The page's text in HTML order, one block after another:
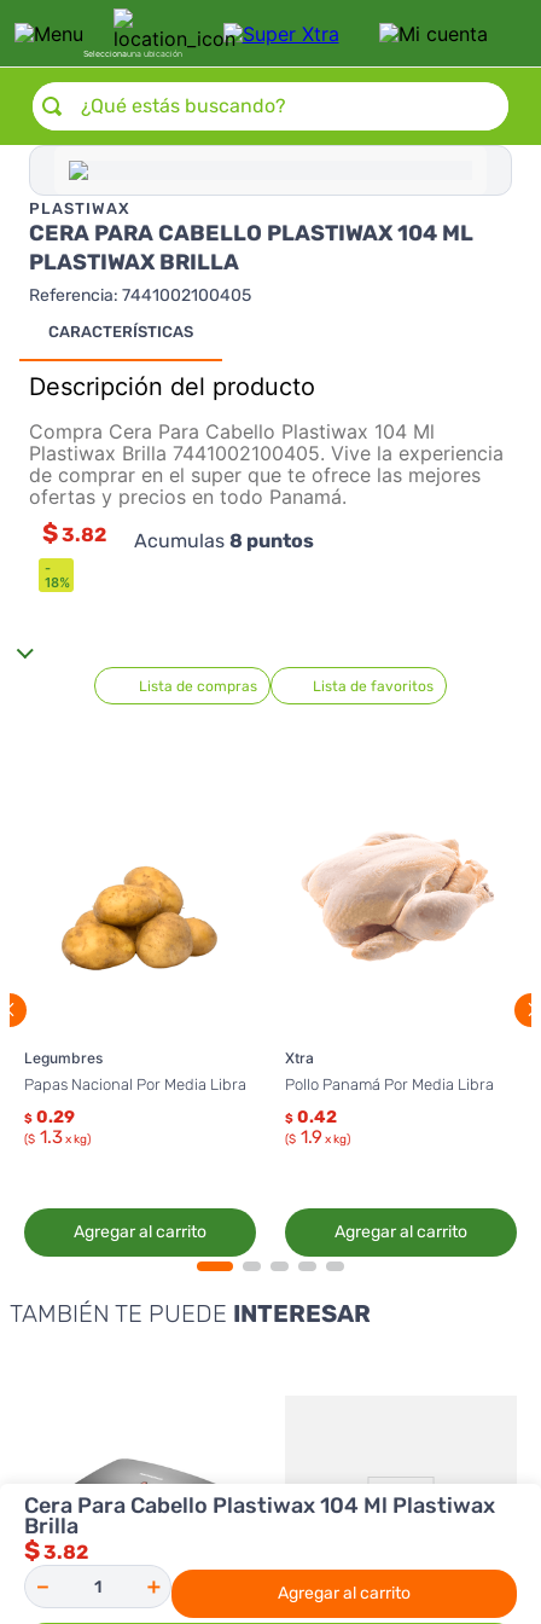
Seleccionauna ubicación
¿Qué estás buscando?
PLASTIWAX
CERA PARA CABELLO PLASTIWAX 104 ML
PLASTIWAX BRILLA
Referencia: 7441002100405
CARACTERÍSTICAS
Descripción del producto
Compra Cera Para Cabello Plastiwax 104 Ml
Plastiwax Brilla 7441002100405. Vive la experiencia
de comprar en el super que te ofrece las mejores
ofertas y precios en todo Panamá.
-
18%
$3.82 Acumulas 8 puntos
Lista de compras Lista de favoritos
Legumbres
Papas Nacional Por Media Libra
$ 0.29
($ 1.3x kg)
Agregar al carrito
Xtra
Pollo Panamá Por Media Libra
$ 0.42
($ 1.9 x kg)
Agregar al carrito
TAMBIÉN TE PUEDE INTERESAR
Cera Para Cabello Plastiwax 104 Ml Plastiwax
Brilla
$3.82
＋
－ Agregar al carrito